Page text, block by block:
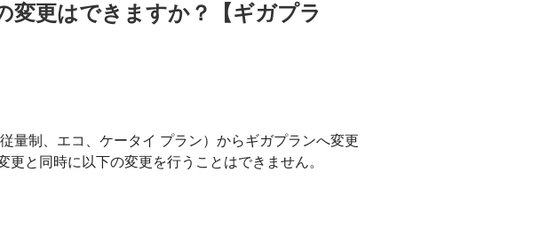
変更はできますか？【ギガプラ
量制、エコ、ケータイ プラン）からギガプランへ変更
と同時に以下の変更を行うことはできません。